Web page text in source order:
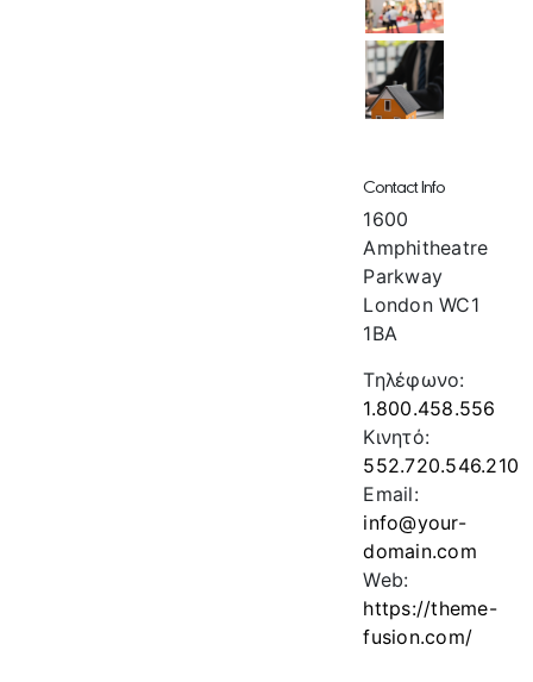
Contact Info
1600
Amphitheatre
Parkway
London WC1
1BA
Τηλέφωνο:
1.800.458.556
Κινητό:
552.720.546.210
Email:
info@your-
domain.com
Web:
https://theme-
fusion.com/